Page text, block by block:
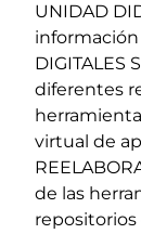
UNIDAD
información
DIGITALES
diferentes
virtual de
de las
repositorios